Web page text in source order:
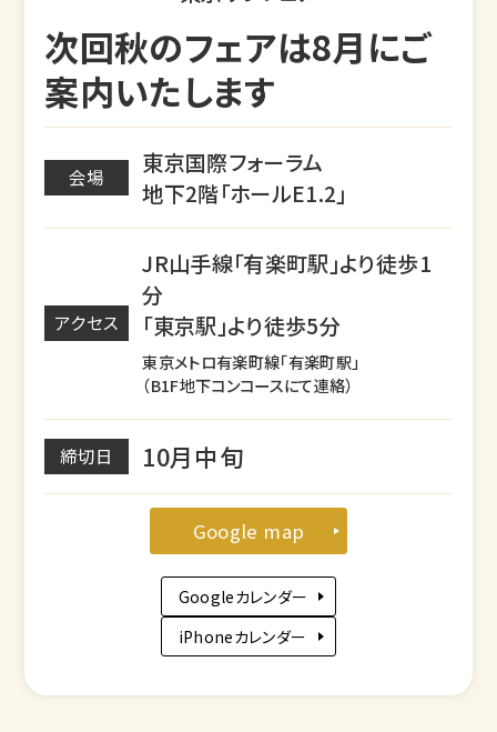
次回秋のフェアは8月にご
案内いたします
会場
東京国際フォーラム
地下2階「ホールE1.2」
アクセス
JR山手線「有楽町駅」より徒歩1
分
「東京駅」より徒歩5分
東京メトロ有楽町線「有楽町駅」
（B1F地下コンコースにて連絡）
締切日 10月中旬
Google map
Googleカレンダー
iPhoneカレンダー